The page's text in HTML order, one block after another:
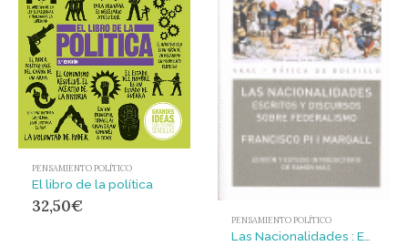
PENSAMIENTO POLÍTICO
El libro de la política
32,50€
PENSAMIENTO POLÍTICO